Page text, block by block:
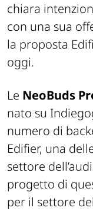
chiara
con una sua
la proposta
oggi.
Le NeoBuds
nato su
numero di
Edifier, una
settore
progetto di
per il settore